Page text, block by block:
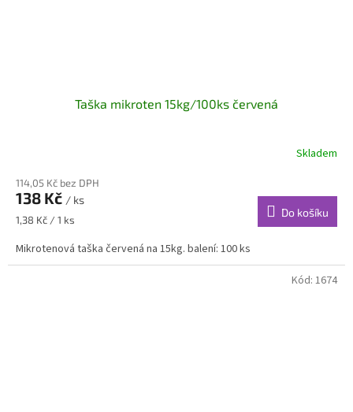
Taška mikroten 15kg/100ks červená
Skladem
114,05 Kč bez DPH
138 Kč / ks
Měrná
1,38 Kč / 1 ks
Do košíku
Mikrotenová taška červená na 15kg. balení: 100 ks
Kód: 1674